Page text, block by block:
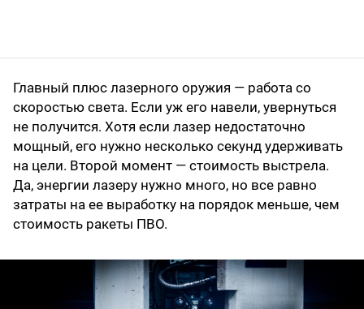
Главный плюс лазерного оружия — работа со
скоростью света. Если уж его навели, увернуться
не получится. Хотя если лазер недостаточно
мощный, его нужно несколько секунд удерживать
на цели. Второй момент — стоимость выстрела.
Да, энергии лазеру нужно много, но все равно
затраты на ее выработку на порядок меньше, чем
стоимость ракеты ПВО.